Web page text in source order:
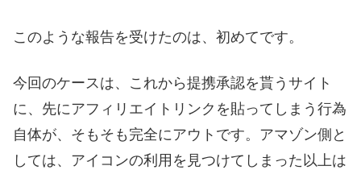
このような報告を受けたのは、初めてです。
今回のケースは、これから提携承認を貰うサイト
に、先にアフィリエイトリンクを貼ってしまう行為
自体が、そもそも完全にアウトです。アマゾン側と
しては、アイコンの利用を見つけてしまった以上は